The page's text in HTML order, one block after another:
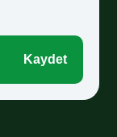
Kaydet